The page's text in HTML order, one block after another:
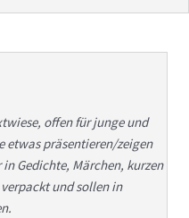
offen für junge und
etwas präsentieren/zeigen
Gedichte, Märchen, kurzen
und sollen in